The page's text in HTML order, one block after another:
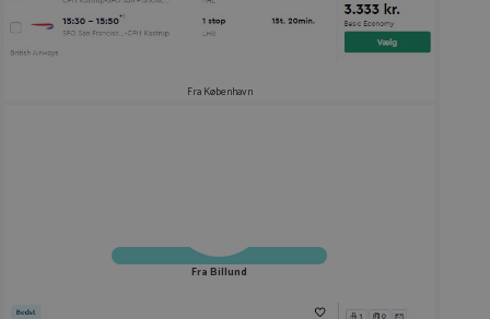
Fra København
Fra Billund